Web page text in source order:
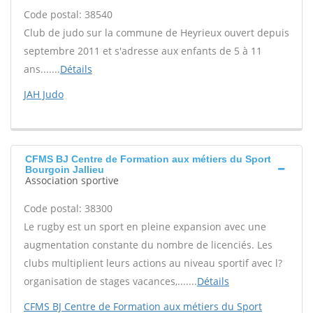
Code postal: 38540
Club de judo sur la commune de Heyrieux ouvert depuis
septembre 2011 et s'adresse aux enfants de 5 à 11
ans.......Détails
JAH Judo
CFMS BJ Centre de Formation aux métiers du Sport
Bourgoin Jallieu
Association sportive
Code postal: 38300
Le rugby est un sport en pleine expansion avec une
augmentation constante du nombre de licenciés. Les
clubs multiplient leurs actions au niveau sportif avec l?
organisation de stages vacances,.......Détails
CFMS BJ Centre de Formation aux métiers du Sport